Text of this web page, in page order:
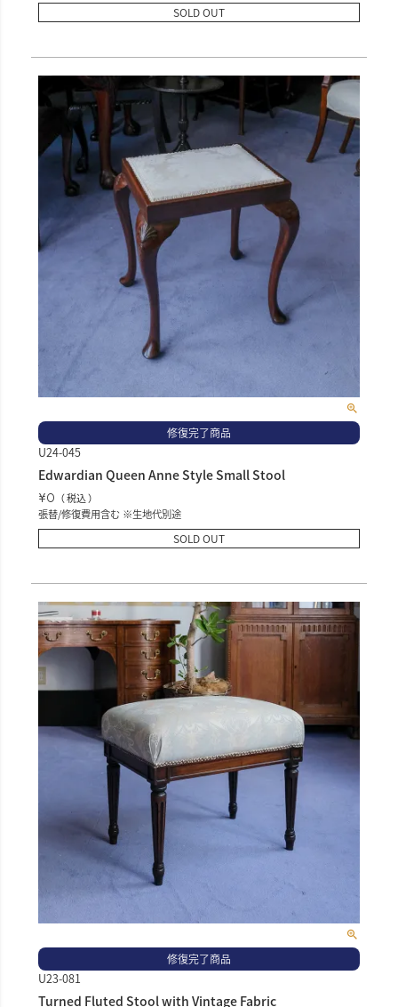
SOLD OUT
修復完了商品
U24-045
Edwardian Queen Anne Style Small Stool
¥0
税込
張替/修復費用含む ※生地代別途
SOLD OUT
修復完了商品
U23-081
Turned Fluted Stool with Vintage Fabric